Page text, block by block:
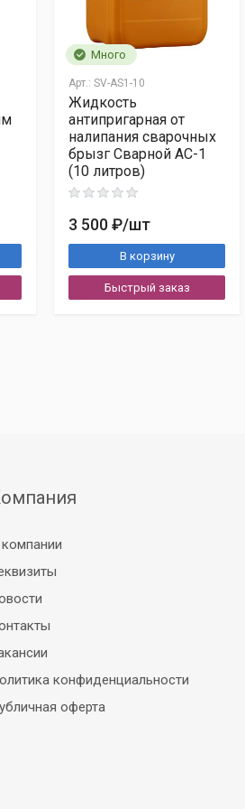
Много
Арт.: SV-AS1-10
Жидкость
антипригарная от
налипания сварочных
брызг Сварной АС-1
(10 литров)
3 500 ₽/шт
В корзину
Быстрый заказ
конфиденциальности
оферта